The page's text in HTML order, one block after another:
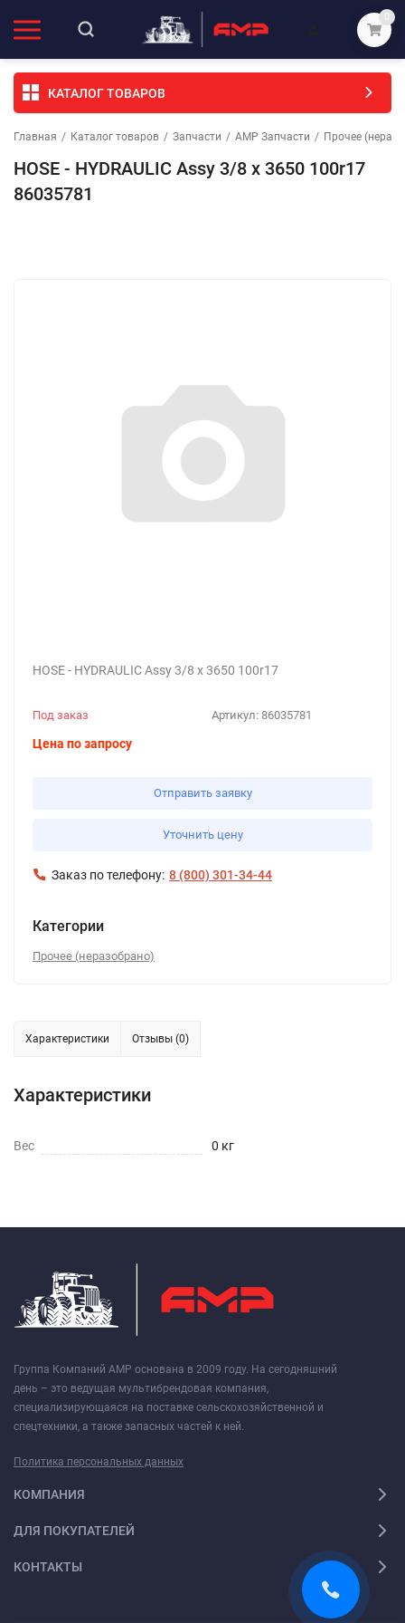
0
КАТАЛОГ ТОВАРОВ
Главная / Каталог товаров / Запчасти / АМР Запчасти / Прочее
HOSE - HYDRAULIC Assy 3/8 x 3650 100r17
86035781
HOSE - HYDRAULIC Assy 3/8 x 3650 100r17
Артикул: 86035781
Под заказ
Цена по запросу
Отправить заявку
Уточнить цену
Заказ по телефону: 8 (800) 301-34-44
Категории
Прочее (неразобрано)
Характеристики Отзывы (0)
Характеристики
Вес 0 кг
Группа Компаний АМР основана в 2009 году. На сегодняшний
день – это ведущая мультибрендовая компания,
специализирующаяся на поставке сельскохозяйственной и
спецтехники, а также запасных частей к ней.
Политика персональных данных
КОМПАНИЯ
ДЛЯ ПОКУПАТЕЛЕЙ
КОНТАКТЫ